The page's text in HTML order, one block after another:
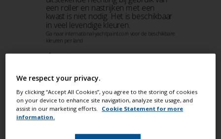
We respect your privacy.
By clicking “Accept All Cookies”, you agree to the storing of cookies
on your device to enhance site navigation, analyze site usage, and
assist in our marketing efforts.
Cookie Statement for more
information.